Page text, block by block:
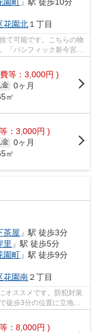
園町 」駅 徒歩10分
花園北１丁目
て可能です。こちらの物
「パシフィック新今宮」
等：3,000円 )
金 0ヶ月
㎡
：3,000円 )
金 0ヶ月
㎡
茶屋 」駅 徒歩3分
里 」駅 徒歩5分
園町 」駅 徒歩9分
花園南２丁目
オススメです。防犯対策
徒歩3分の位置に立地す
：8,000円 )